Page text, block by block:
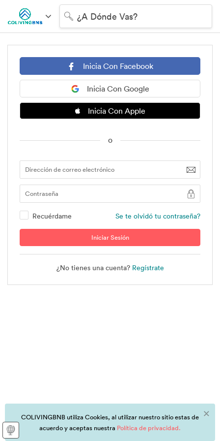
¿A Dónde Vas?
Inicia Con Facebook
Inicia Con Google
Inicia Con Apple
o
Recuérdame Se te olvidó tu contraseña?
¿No tienes una cuenta? Regístrate
COLIVINGBNB utiliza Cookies, al utilizar nuestro sitio estas de
acuerdo y aceptas nuestra Política de privacidad.